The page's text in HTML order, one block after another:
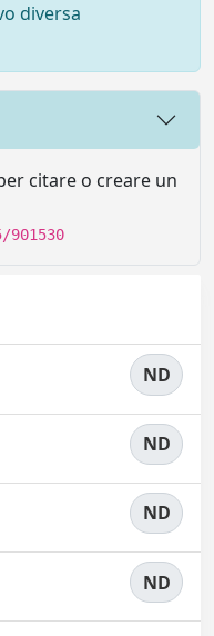
diversa
citare o creare un
ND
ND
ND
ND